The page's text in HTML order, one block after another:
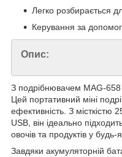
Легко розбирається
Керування за
Опис:
З подрібнювачем MAG-
Цей портативний міні
ефективність. З місткістю
USB, він ідеально
овочів та продуктів у будь-
Завдяки акумуляторній